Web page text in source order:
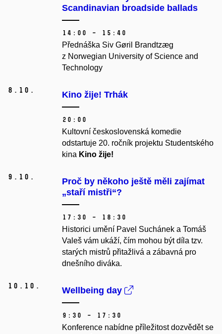
Scandinavian broadside ballads
14:00 – 15:40
Přednáška Siv Gøril Brandtzæg
z Norwegian University of Science and
Technology
8. 10. Kino žije! Trhák
20:00
Kultovní československá komedie
odstartuje 20. ročník projektu Studentského
kina Kino žije!
9. 10.
Proč by někoho ještě měli zajímat
„staří mistři“?
17:30 – 18:30
Historici umění Pavel Suchánek a Tomáš
Valeš vám ukáží, čím mohou být díla tzv.
starých mistrů přitažlivá a zábavná pro
dnešního diváka.
10. 10. Wellbeing day
9:30 – 17:30
Konference nabídne příležitost dozvědět se